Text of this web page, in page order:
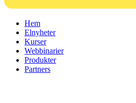
Hem
Elnyheter
Kurser
Webbinarier
Produkter
Partners